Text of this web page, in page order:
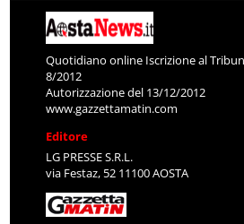
Quotidiano online Iscrizione al
8/2012
Autorizzazione del 13/12/2012
www.gazzettamatin.com
Editore
LG PRESSE S.R.L.
via Festaz, 52 11100 AOSTA